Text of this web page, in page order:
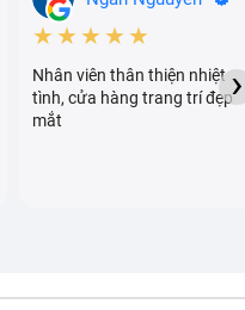
biểu hiện thực tế của
★★★★★
Nhân viên thân thiện nhiệt
tình, cửa hàng trang trí đẹp
mắt
›